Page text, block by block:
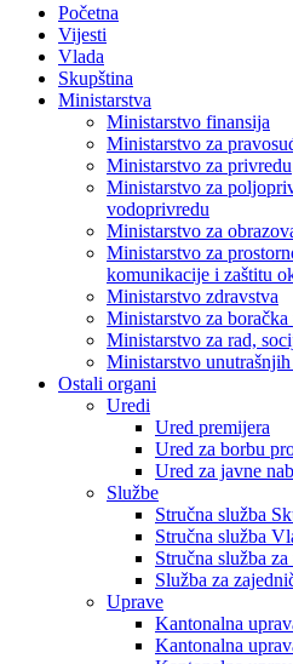
Početna
Vijesti
Vlada
Skupština
Ministarstva
Ministarstvo finansija
Ministarstvo za
Ministarstvo za privredu
Ministarstvo za
vodoprivredu
Ministarstvo za
Ministarstvo za
komunikacije i zaštitu
Ministarstvo zdravstva
Ministarstvo za boračka
Ministarstvo za rad,
Ministarstvo
Ostali organi
Uredi
Ured premijera
Ured za borbu
Ured za javne
Službe
Stručna služba
Stručna služba
Stručna služba
Služba za
Uprave
Kantonalna
Kantonalna